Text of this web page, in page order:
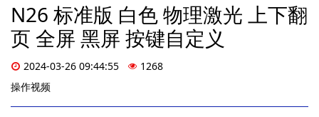
N26 标准版 白色 物理激光 上下翻
页 全屏 黑屏 按键自定义
2024-03-26 09:44:55
1268
操作视频